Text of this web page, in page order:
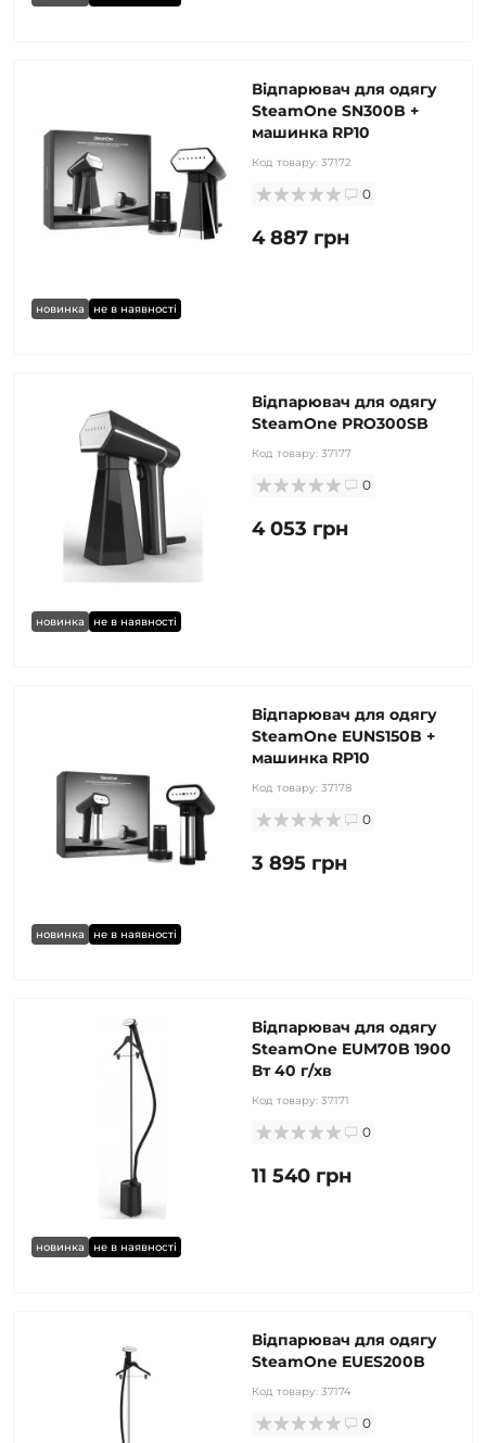
новинка не в наявності
Відпарювач для одягу
SteamOne SN300B +
машинка RP10
Код товару: 37172
0
4 887 грн
новинка не в наявності
Відпарювач для одягу
SteamOne PRO300SB
Код товару: 37177
0
4 053 грн
новинка не в наявності
Відпарювач для одягу
SteamOne EUNS150B +
машинка RP10
Код товару: 37178
0
3 895 грн
новинка не в наявності
Відпарювач для одягу
SteamOne EUM70B 1900
Вт 40 г/хв
Код товару: 37171
0
11 540 грн
Відпарювач для одягу
SteamOne EUES200B
Код товару: 37174
0